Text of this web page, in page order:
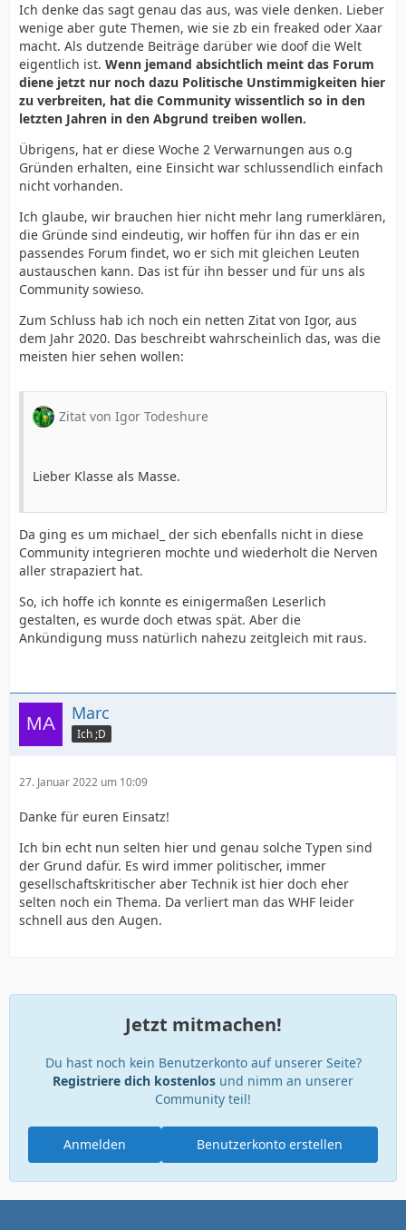
Ich denke das sagt genau das aus, was viele denken. Lieber
wenige aber gute Themen, wie sie zb ein freaked oder Xaar
macht. Als dutzende Beiträge darüber wie doof die Welt
eigentlich ist. Wenn jemand absichtlich meint das Forum
diene jetzt nur noch dazu Politische Unstimmigkeiten hier
zu verbreiten, hat die Community wissentlich so in den
letzten Jahren in den Abgrund treiben wollen.
Übrigens, hat er diese Woche 2 Verwarnungen aus o.g
Gründen erhalten, eine Einsicht war schlussendlich einfach
nicht vorhanden.
Ich glaube, wir brauchen hier nicht mehr lang rumerklären,
die Gründe sind eindeutig, wir hoffen für ihn das er ein
passendes Forum findet, wo er sich mit gleichen Leuten
austauschen kann. Das ist für ihn besser und für uns als
Community sowieso.
Zum Schluss hab ich noch ein netten Zitat von Igor, aus
dem Jahr 2020. Das beschreibt wahrscheinlich das, was die
meisten hier sehen wollen:
Zitat von Igor Todeshure
Lieber Klasse als Masse.
Da ging es um michael_ der sich ebenfalls nicht in diese
Community integrieren mochte und wiederholt die Nerven
aller strapaziert hat.
So, ich hoffe ich konnte es einigermaßen Leserlich
gestalten, es wurde doch etwas spät. Aber die
Ankündigung muss natürlich nahezu zeitgleich mit raus.
Marc
Ich ;D
27. Januar 2022 um 10:09
Danke für euren Einsatz!
Ich bin echt nun selten hier und genau solche Typen sind
der Grund dafür. Es wird immer politischer, immer
gesellschaftskritischer aber Technik ist hier doch eher
selten noch ein Thema. Da verliert man das WHF leider
schnell aus den Augen.
Jetzt mitmachen!
Du hast noch kein Benutzerkonto auf unserer Seite?
Registriere dich kostenlos und nimm an unserer
Community teil!
Benutzerkonto erstellen
Anmelden